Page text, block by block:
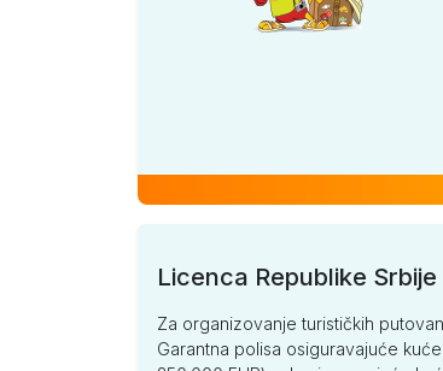
Licenca Republike Srbije
Za organizovanje turističkih
Garantna polisa osiguravajuće